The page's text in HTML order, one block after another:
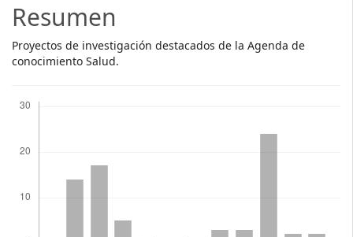
Resumen
Proyectos de investigación destacados de la Agenda de
conocimiento Salud.